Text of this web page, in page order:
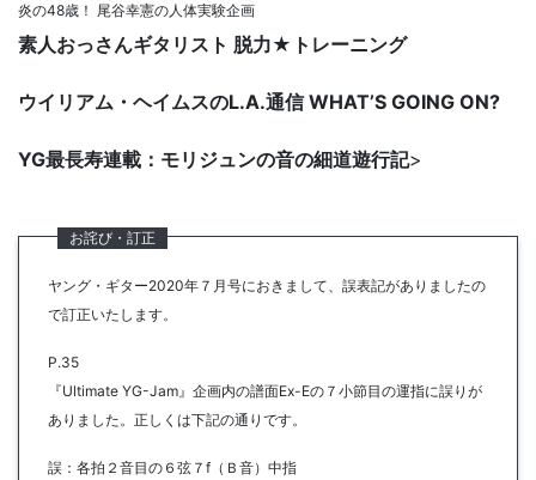
炎の48歳！ 尾谷幸憲の人体実験企画
素人おっさんギタリスト 脱力★トレーニング
ウイリアム・ヘイムスのL.A.通信 WHAT’S GOING ON?
YG最長寿連載：モリジュンの音の細道遊行記>
ヤング・ギター2020年７月号におきまして、誤表記がありましたの
で訂正いたします。
P.35
『Ultimate YG-Jam』企画内の譜面Ex-Eの７小節目の運指に誤りが
ありました。正しくは下記の通りです。
誤：各拍２音目の６弦７f（Ｂ音）中指